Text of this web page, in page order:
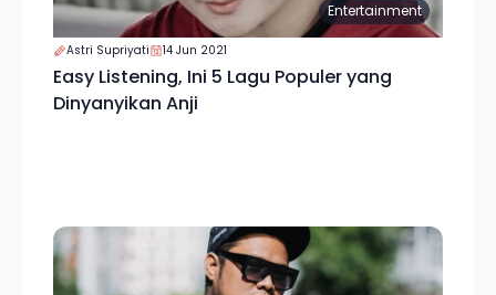
Entertainment
Astri Supriyati 14 Jun 2021
Easy Listening, Ini 5 Lagu Populer yang
Dinyanyikan Anji